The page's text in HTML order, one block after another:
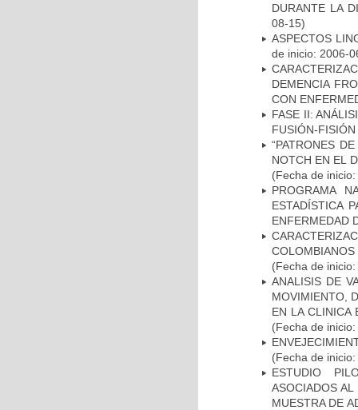
DURANTE LA
08-15)
ASPECTOS
de inicio: 2006-
DEMENCIA
CON
FASE II:
FUSIÓN-
“PATRONES
NOTCH EN EL
(Fecha de
PROGRAMA
ESTADÍSTICA
ENFERMEDAD
(Fecha de
ANALISIS DE
MOVIMIENTO,
EN LA CLINICA
(Fecha de
(Fecha de
ESTUDIO
ASOCIADOS
MUESTRA DE